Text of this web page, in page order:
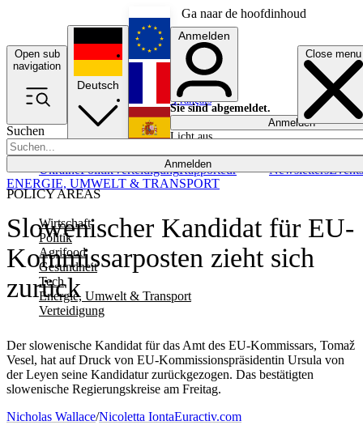
Ga naar de hoofdinhoud
Open sub
navigation
Close menu
Suchen
Anmelden
POLICY AREAS
Wirtschaft
Politik
Agrifood
Gesundheit
Tech
Energie, Umwelt & Transport
Verteidigung
UkrainePolitikVerteidigungRapporteur NewslettersEvents
Deutsch
English
Français
Anmelden
Sie sind abgemeldet.
Anmelden
Licht aus
Slowenischer Kandidat für EU-
Kommissarposten zieht sich
zurück
Der slowenische Kandidat für das Amt des EU-Kommissars, Tomaž
Vesel, hat auf Druck von EU-Kommissionspräsidentin Ursula von
der Leyen seine Kandidatur zurückgezogen. Das bestätigten
slowenische Regierungskreise am Freitag.
ENERGIE, UMWELT & TRANSPORT
Nicholas Wallace/Nicoletta IontaEuractiv.com